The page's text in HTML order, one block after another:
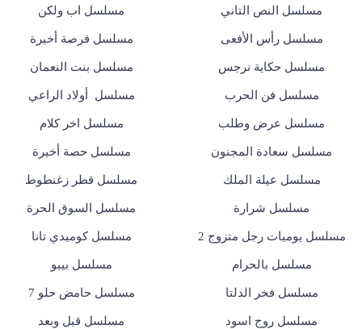
مسلسل النص التاني مسلسل اب ولكن
مسلسل رأس الأفعى مسلسل فرصة أخيرة
مسلسل حكاية نرجس مسلسل بنت النعمان
مسلسل فن الحرب مسلسل أولاد الراعي
مسلسل عرض وطلب مسلسل اخر كلام
مسلسل سعادة المجنون مسلسل حصة أخيرة
مسلسل عيلة الملك مسلسل قطر زغنطوط
مسلسل شرارة مسلسل السوق الحرة
مسلسل يوميات رجل متزوج 2 مسلسل كوميدي تانا
مسلسل بالحرام مسلسل بيبو
مسلسل فخر الدلتا مسلسل حامض حلو 7
مسلسل روج اسود مسلسل قبل وبعد